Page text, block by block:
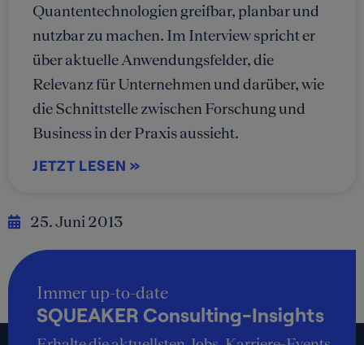
Quantentechnologien greifbar, planbar und
nutzbar zu machen. Im Interview spricht er
über aktuelle Anwendungsfelder, die
Relevanz für Unternehmen und darüber, wie
die Schnittstelle zwischen Forschung und
Business in der Praxis aussieht.
JETZT LESEN »
25. Juni 2013
Immer up-to-date
SQUEAKER Consulting-Insights